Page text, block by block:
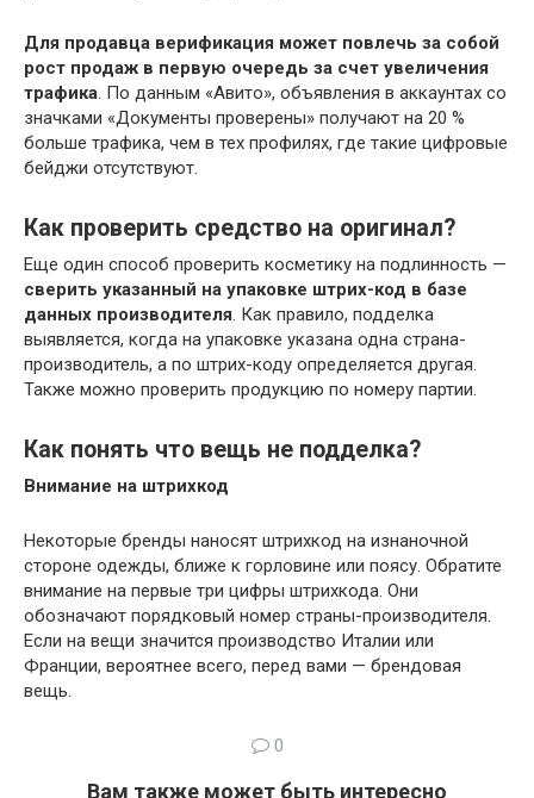
Для продавца верификация может повлечь за собой
рост продаж в первую очередь за счет увеличения
трафика. По данным «Авито», объявления в аккаунтах со
значками «Документы проверены» получают на 20 %
больше трафика, чем в тех профилях, где такие цифровые
бейджи отсутствуют.
Как проверить средство на оригинал?
Еще один способ проверить косметику на подлинность —
сверить указанный на упаковке штрих-код в базе
данных производителя. Как правило, подделка
выявляется, когда на упаковке указана одна страна-
производитель, а по штрих-коду определяется другая.
Также можно проверить продукцию по номеру партии.
Как понять что вещь не подделка?
Внимание на штрихкод
Некоторые бренды наносят штрихкод на изнаночной
стороне одежды, ближе к горловине или поясу. Обратите
внимание на первые три цифры штрихкода. Они
обозначают порядковый номер страны-производителя.
Если на вещи значится производство Италии или
Франции, вероятнее всего, перед вами — брендовая
вещь.
0
Вам также может быть интересно